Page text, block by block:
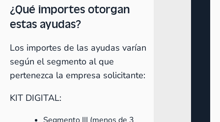
¿Qué importes otorgan
estas ayudas?
Los importes de las ayudas varían
según el segmento al que
pertenezca la empresa solicitante:
KIT DIGITAL: